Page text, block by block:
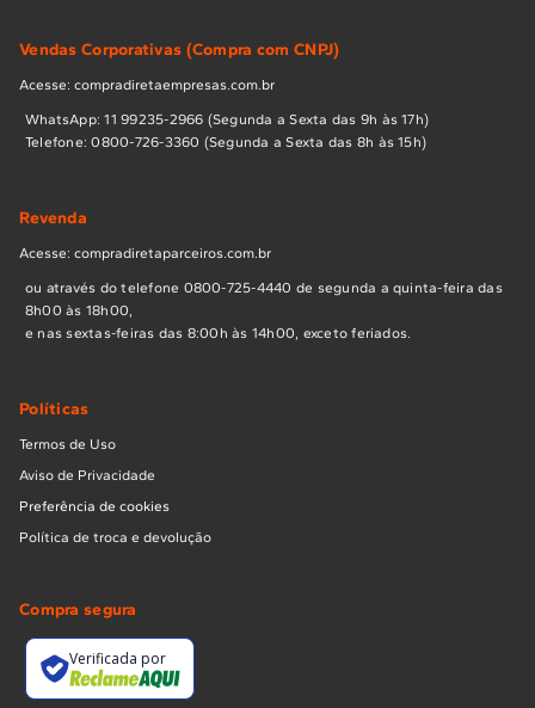
Vendas Corporativas (Compra com CNPJ)
Acesse: compradiretaempresas.com.br
WhatsApp: 11 99235-2966 (Segunda a Sexta das 9h às 17h)
Telefone: 0800-726-3360 (Segunda a Sexta das 8h às 15h)
Revenda
Acesse: compradiretaparceiros.com.br
ou através do telefone 0800-725-4440 de segunda a quinta-feira das
8h00 às 18h00,
e nas sextas-feiras das 8:00h às 14h00, exceto feriados.
Políticas
Termos de Uso
Aviso de Privacidade
Preferência de cookies
Política de troca e devolução
Compra segura
Verificada por